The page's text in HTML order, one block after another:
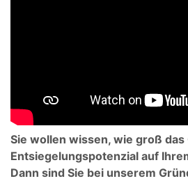
Sie wollen wissen, wie groß
Entsiegelungspotenzial auf
Dann sind Sie bei unserem